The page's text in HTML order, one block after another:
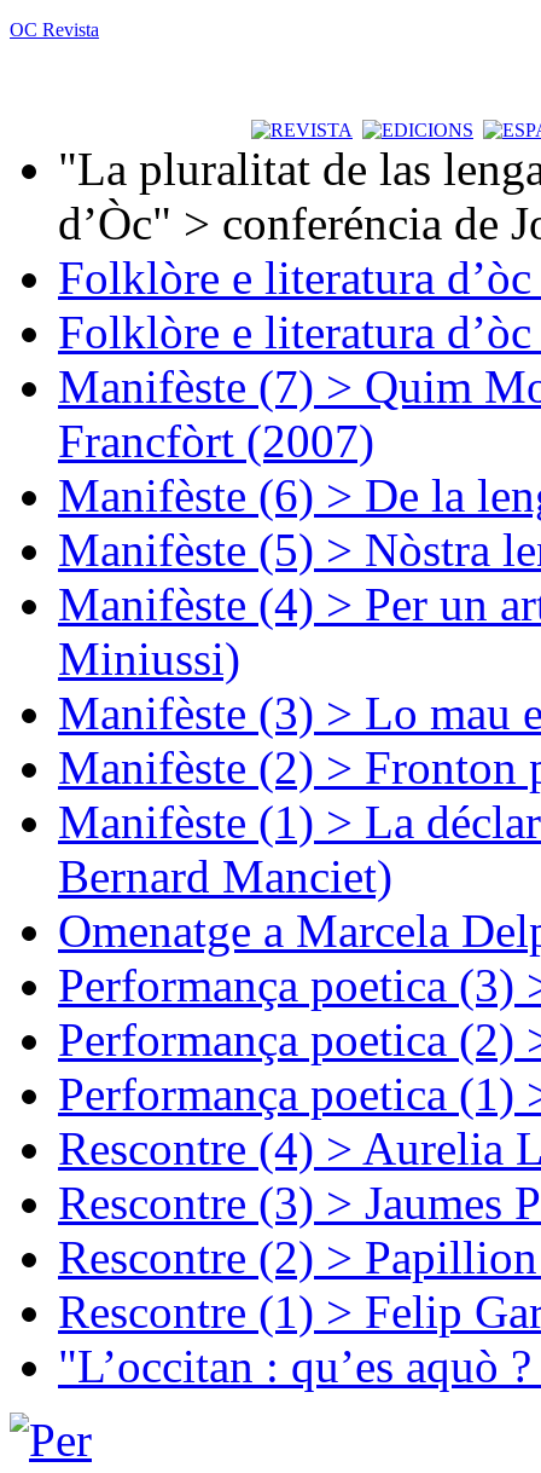
OC Revista
"La pluralitat de las
d’Òc" > conferéncia de
Folklòre e literatura
Folklòre e literatura
Manifèste (7) > Quim
Francfòrt (2007)
Manifèste (6) > De la
Manifèste (5) > Nòstra
Manifèste (4) > Per un
Miniussi)
Manifèste (3) > Lo mau
Manifèste (2) > Fronton
Manifèste (1) > La
Bernard Manciet)
Omenatge a Marcela
Performança poetica (3)
Performança poetica (2)
Performança poetica (1)
Rescontre (4) > Aurelia
Rescontre (3) > Jaumes
Rescontre (2) >
Rescontre (1) > Felip
"L’occitan : qu’es aquò